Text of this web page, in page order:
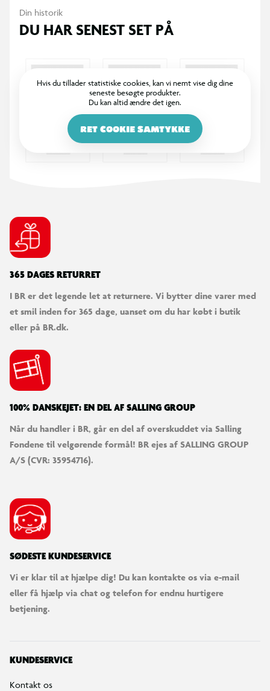
Din historik
DU HAR SENEST SET PÅ
Hvis du tillader statistiske cookies, kan vi nemt vise dig dine
seneste besøgte produkter.
Du kan altid ændre det igen.
RET COOKIE SAMTYKKE
365 DAGES RETURRET
I BR er det legende let at returnere. Vi bytter dine varer med
et smil inden for 365 dage, uanset om du har købt i butik
eller på BR.dk.
100% DANSKEJET: EN DEL AF SALLING GROUP
Når du handler i BR, går en del af overskuddet via Salling
Fondene til velgørende formål! BR ejes af SALLING GROUP
A/S (CVR: 35954716).
SØDESTE KUNDESERVICE
Vi er klar til at hjælpe dig! Du kan kontakte os via e-mail
eller få hjælp via chat og telefon for endnu hurtigere
betjening.
KUNDESERVICE
Kontakt os